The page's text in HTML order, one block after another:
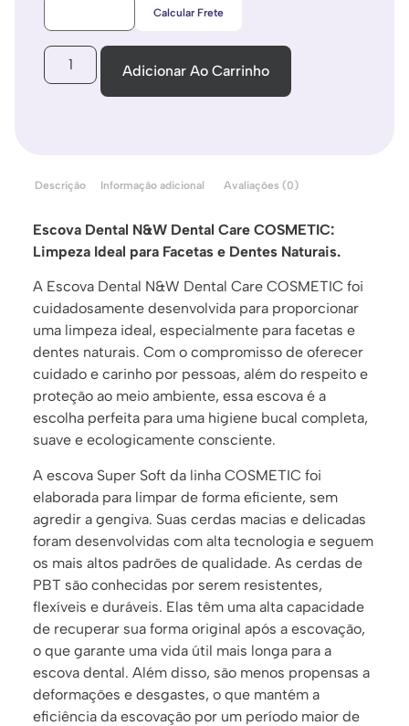
Calcular Frete
Adicionar Ao Carrinho
Descrição Informação adicional Avaliações (0)
Escova Dental N&W Dental Care COSMETIC:
Limpeza Ideal para Facetas e Dentes Naturais.
A Escova Dental N&W Dental Care COSMETIC foi
cuidadosamente desenvolvida para proporcionar
uma limpeza ideal, especialmente para facetas e
dentes naturais. Com o compromisso de oferecer
cuidado e carinho por pessoas, além do respeito e
proteção ao meio ambiente, essa escova é a
escolha perfeita para uma higiene bucal completa,
suave e ecologicamente consciente.
A escova Super Soft da linha COSMETIC foi
elaborada para limpar de forma eficiente, sem
agredir a gengiva. Suas cerdas macias e delicadas
foram desenvolvidas com alta tecnologia e seguem
os mais altos padrões de qualidade. As cerdas de
PBT são conhecidas por serem resistentes,
flexíveis e duráveis. Elas têm uma alta capacidade
de recuperar sua forma original após a escovação,
o que garante uma vida útil mais longa para a
escova dental. Além disso, são menos propensas a
deformações e desgastes, o que mantém a
eficiência da escovação por um período maior de